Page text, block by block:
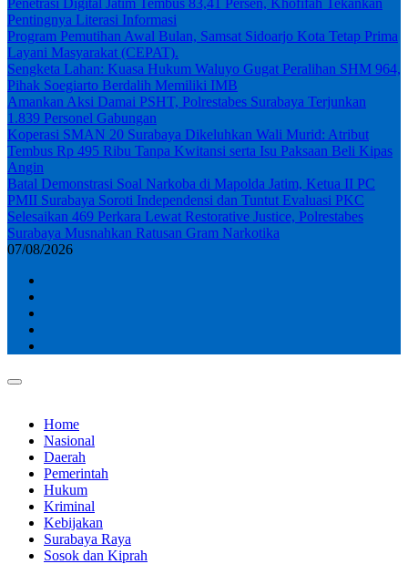
Pentingnya Literasi Informasi
Program Pemutihan Awal Bulan, Samsat Sidoarjo Kota Tetap Prima
Layani Masyarakat (CEPAT).
Sengketa Lahan: Kuasa Hukum Waluyo Gugat Peralihan SHM 964,
Pihak Soegiarto Berdalih Memiliki IMB
Amankan Aksi Damai PSHT, Polrestabes Surabaya Terjunkan
1.839 Personel Gabungan
Koperasi SMAN 20 Surabaya Dikeluhkan Wali Murid: Atribut
Tembus Rp 495 Ribu Tanpa Kwitansi serta Isu Paksaan Beli Kipas
Angin
Batal Demonstrasi Soal Narkoba di Mapolda Jatim, Ketua II PC
PMII Surabaya Soroti Independensi dan Tuntut Evaluasi PKC
Selesaikan 469 Perkara Lewat Restorative Justice, Polrestabes
Surabaya Musnahkan Ratusan Gram Narkotika
07/08/2026
Home
Nasional
Daerah
Pemerintah
Hukum
Kriminal
Kebijakan
Surabaya Raya
Sosok dan Kiprah